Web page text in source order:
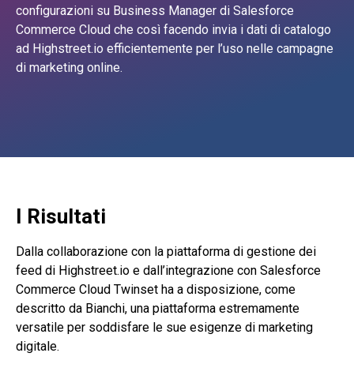
configurazioni su Business Manager di Salesforce
Commerce Cloud che così facendo invia i dati di catalogo
ad Highstreet.io efficientemente per l’uso nelle campagne
di marketing online.
I Risultati
Dalla collaborazione con la piattaforma di gestione dei
feed di Highstreet.io e dall’integrazione con Salesforce
Commerce Cloud Twinset ha a disposizione, come
descritto da Bianchi, una piattaforma estremamente
versatile per soddisfare le sue esigenze di marketing
digitale.